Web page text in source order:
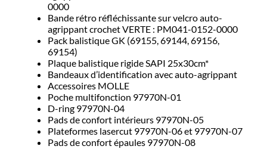
0000
Bande rétro réfléchissante sur velcro auto-
agrippant crochet VERTE : PM041-0152-0000
Pack balistique GK (69155, 69144, 69156,
69154)
Plaque balistique rigide SAPI 25x30cm*
Bandeaux d’identification avec auto-agrippant
Accessoires MOLLE
Poche multifonction 97970N-01
D-ring 97970N-04
Pads de confort intérieurs 97970N-05
Plateformes lasercut 97970N-06 et 97970N-07
Pads de confort épaules 97970N-08